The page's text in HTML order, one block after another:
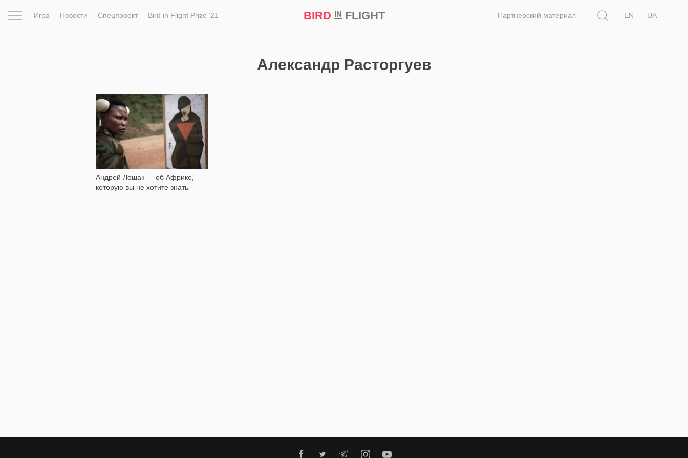
Игра Новости Спецпроект Bird in Flight Prize ‘21 BIRD INFLIGHT Партнерский материал
EN
UA
Александр Расторгуев
Андрей Лошак — об Африке,
которую вы не хотите знать
57 917